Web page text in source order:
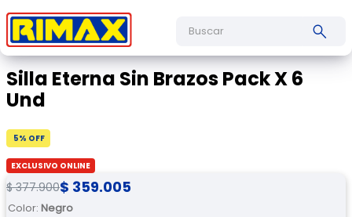
Silla Eterna Sin Brazos Pack X 6
Und
5% OFF
EXCLUSIVO ONLINE
$ 377.900$ 359.005
Color: Negro